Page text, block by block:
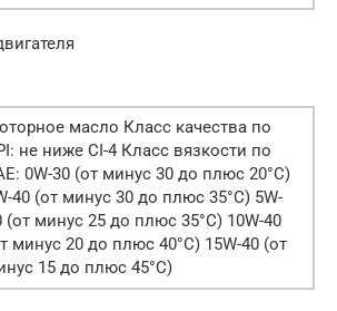
масло Класс качества по
не ниже СI-4 Класс вязкости по
0W-30 (от минус 30 до плюс 20°С)
40 (от минус 30 до плюс 35°С) 5W-
(от минус 25 до плюс 35°С) 10W-40
минус 20 до плюс 40°С) 15W-40 (от
15 до плюс 45°С)